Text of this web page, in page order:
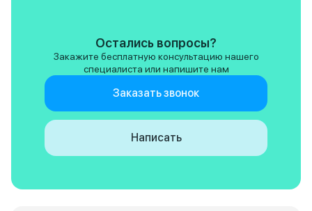
Остались вопросы?
Закажите бесплатную консультацию нашего
специалиста или напишите нам
Заказать звонок
Написать